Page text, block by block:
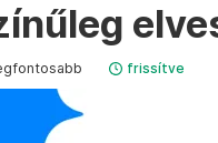
frissítve